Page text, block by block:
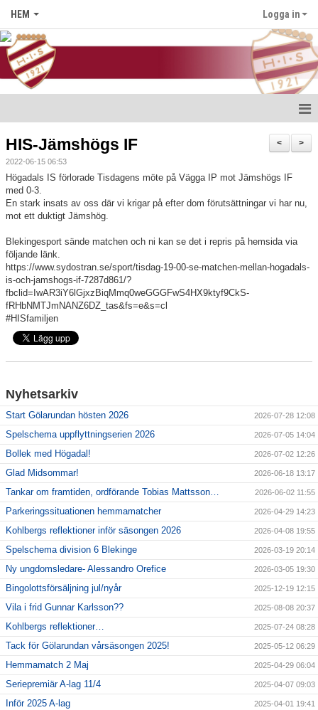
HEM Logga in
Nyheter
Föreningen
Kontakt
Kalender
Våra lag
Styrelse Högadals IS
Hyra Klubbstuga
>
<
HIS-Jämshögs IF
2022-06-15 06:53
Högadals IS förlorade Tisdagens möte på Vägga IP mot Jämshögs IF
med 0-3.
En stark insats av oss där vi krigar på efter dom förutsättningar vi har nu,
mot ett duktigt Jämshög.
Blekingesport sände matchen och ni kan se det i repris på hemsida via
följande länk.
https://www.sydostran.se/sport/tisdag-19-00-se-matchen-mellan-hogadals-
is-och-jamshogs-if-7287d861/?
fbclid=IwAR3iY6lGjxzBiqMmq0weGGGFwS4HX9ktyf9CkS-
fRHbNMTJmNANZ6DZ_tas&fs=e&s=cl
#HISfamiljen
Nyhetsarkiv
Start Gölarundan hösten 2026 2026-07-28 12:08
Spelschema uppflyttningserien 2026 2026-07-05 14:04
Bollek med Högadal! 2026-07-02 12:26
Glad Midsommar! 2026-06-18 13:17
Tankar om framtiden, ordförande Tobias Mattsson… 2026-06-02 11:55
Parkeringssituationen hemmamatcher 2026-04-29 14:23
Kohlbergs reflektioner inför säsongen 2026 2026-04-08 19:55
Spelschema division 6 Blekinge 2026-03-19 20:14
Ny ungdomsledare- Alessandro Orefice 2026-03-05 19:30
Bingolottsförsäljning jul/nyår 2025-12-19 12:15
Vila i frid Gunnar Karlsson?? 2025-08-08 20:37
Kohlbergs reflektioner… 2025-07-24 08:28
Tack för Gölarundan vårsäsongen 2025! 2025-05-12 06:29
Hemmamatch 2 Maj 2025-04-29 06:04
Seriepremiär A-lag 11/4 2025-04-07 09:03
Inför 2025 A-lag 2025-04-01 19:41